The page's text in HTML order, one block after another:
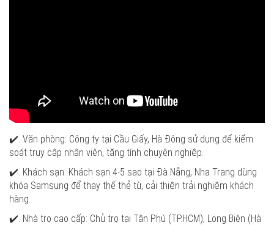
✔️. Văn phòng: Công ty tại Cầu Giấy, Hà Đông sử dụng để kiểm
soát truy cập nhân viên, tăng tính chuyên nghiệp.
✔️. Khách sạn: Khách sạn 4-5 sao tại Đà Nẵng, Nha Trang dùng
khóa Samsung để thay thế thẻ từ, cải thiện trải nghiệm khách
hàng.
✔️. Nhà trọ cao cấp: Chủ trọ tại Tân Phú (TP.HCM), Long Biên (Hà